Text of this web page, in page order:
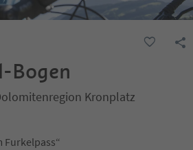
Bogen
Kronplatz
Furkelpass“